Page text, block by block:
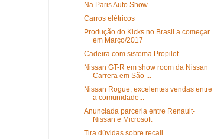
Na Paris Auto Show
Carros elétricos
Produção do Kicks no Brasil a começar
em Março/2017
Cadeira com sistema Propilot
Nissan GT-R em show room da Nissan
Carrera em São ...
Nissan Rogue, excelentes vendas entre
a comunidade...
Anunciada parceria entre Renault-
Nissan e Microsoft
Tira dúvidas sobre recall